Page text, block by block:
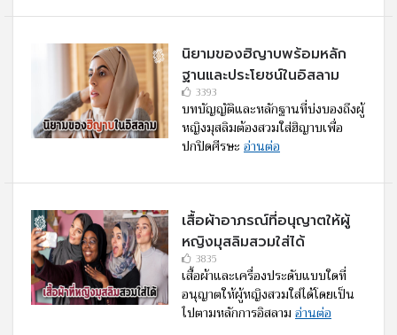
นิยามของฮิญาบพร้อมหลัก
ฐานและประโยชน์ในอิสลาม
3393
บทบัญญัติและหลักฐานที่บ่งบองถึงผู้
หญิงมุสลิมต้องสวมใส่ฮิญาบเพื่อ
ปกปิดศีรษะ อ่านต่อ
เสื้อผ้าอาภรณ์ที่อนุญาตให้ผู้
หญิงมุสลิมสวมใส่ได้
3835
เสื้อผ้าและเครื่องประดับแบบใดที่
อนุญาตให้ผู้หญิงสวมใส่ได้โดยเป็น
ไปตามหลักการอิสลาม อ่านต่อ